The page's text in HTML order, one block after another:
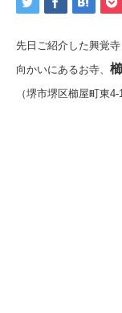
先日ご紹介した興覚
向かいにあるお寺、
（堺市堺区櫛屋町東4-